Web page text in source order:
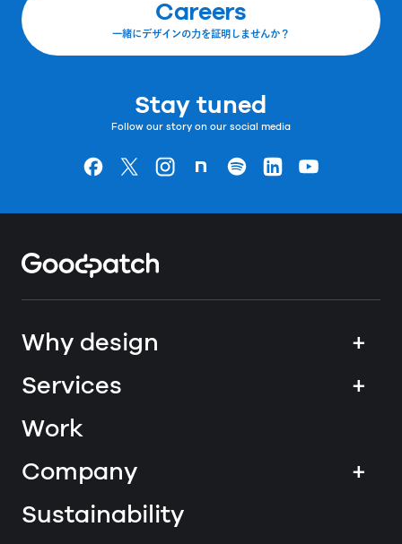
Careers
一緒にデザインの力を証明しませんか？
Stay tuned
Follow our story on our social media
Goodpatchの
ページ
Goodpatchの
ページ
Goodpatchの
ページGoodpatchの
ページ
Goodpatchの
ページ
Goodpatchの
ページ
Goodpatchの
Why design
+
Services
+
Work
Company
+
Sustainability